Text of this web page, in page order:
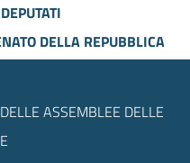
DELLA REPUBBLICA
ASSEMBLEE DELLE